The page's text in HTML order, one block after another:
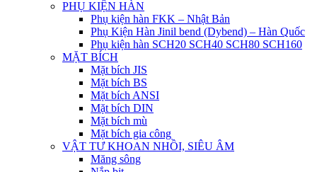
PHỤ KIỆN HÀN
Phụ kiện hàn FKK – Nhật Bản
Phụ Kiện Hàn Jinil bend (Dybend) – Hàn Quốc
Phụ kiện hàn SCH20 SCH40 SCH80 SCH160
MẶT BÍCH
Mặt bích JIS
Mặt bích BS
Mặt bích ANSI
Mặt bích DIN
Mặt bích mù
Mặt bích gia công
VẬT TƯ KHOAN NHỒI, SIÊU ÂM
Măng sông